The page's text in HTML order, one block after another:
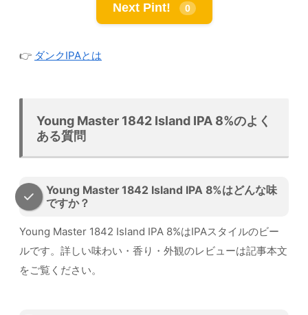
Next Pint! 0
👉 ダンクIPAとは
Young Master 1842 Island IPA 8%のよく
ある質問
Young Master 1842 Island IPA 8%はどんな味
ですか？
Young Master 1842 Island IPA 8%はIPAスタイルのビー
ルです。詳しい味わい・香り・外観のレビューは記事本文
をご覧ください。